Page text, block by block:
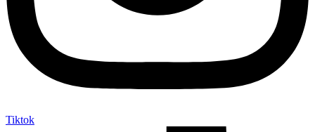
Tiktok